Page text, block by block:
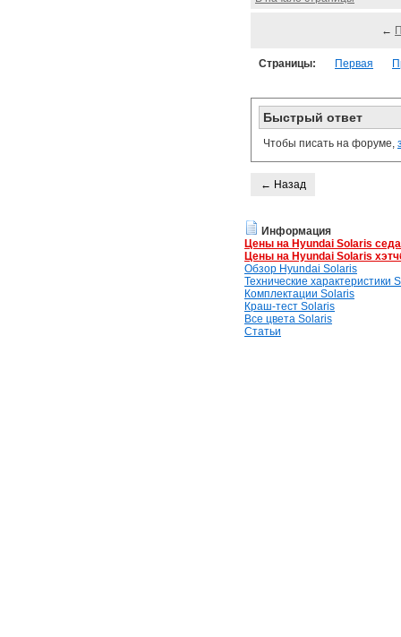
←
Страницы: Первая
Быстрый ответ
Чтобы писать на форуме,
← Назад
Информация
Цены на Hyundai Solaris
Цены на Hyundai Solaris
Обзор Hyundai Solaris
Технические характеристики
Комплектации Solaris
Краш-тест Solaris
Все цвета Solaris
Статьи